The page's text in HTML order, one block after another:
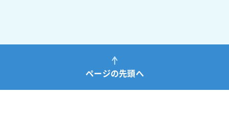
ページの先頭へ